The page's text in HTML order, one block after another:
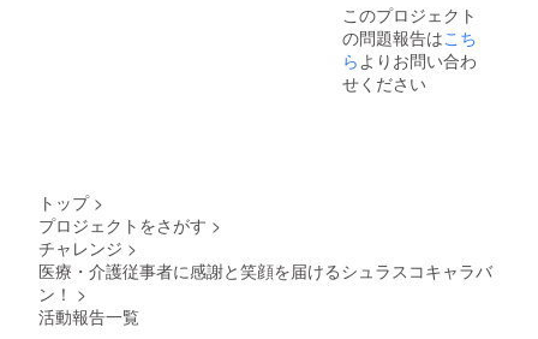
可）を
ご記入
くださ
い。
このプロジェクト
の問題報告はこち
らよりお問い合わ
せください
トップ >
プロジェクトをさがす >
チャレンジ >
医療・介護従事者に感謝と笑顔を届けるシュラスコキャラバ
ン！ >
活動報告一覧